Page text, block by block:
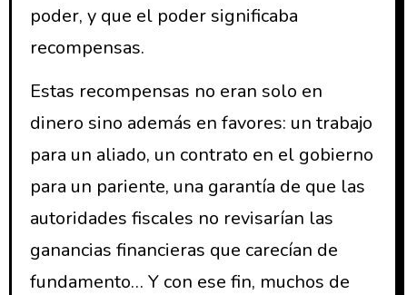
poder, y que el poder significaba
recompensas.
Estas recompensas no eran solo en
dinero sino además en favores: un trabajo
para un aliado, un contrato en el gobierno
para un pariente, una garantía de que las
autoridades fiscales no revisarían las
ganancias financieras que carecían de
fundamento… Y con ese fin, muchos de